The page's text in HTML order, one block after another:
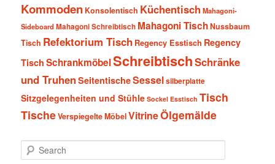
Kommoden Konsolentisch Küchentisch Mahagoni-
SideboardMahagoni Schreibtisch Mahagoni TischNussbaum
Tisch Refektorium Tisch Regency Esstisch Regency
Tisch SchrankmöbelSchreibtischSchränke
und TruhenSeitentischeSesselsilberplatte
Sitzgelegenheiten und Stühle Sockel Esstisch Tisch
TischeVerspiegelte MöbelVitrineÖlgemälde
e